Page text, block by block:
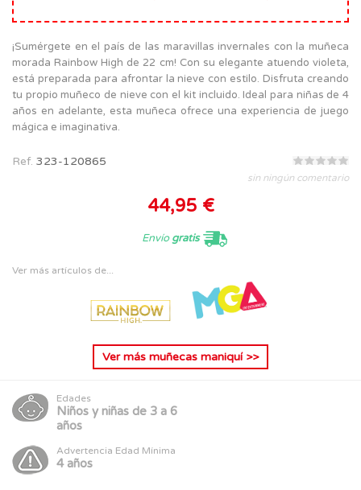
¡Sumérgete en el país de las maravillas invernales con la muñeca
morada Rainbow High de 22 cm! Con su elegante atuendo violeta,
está preparada para afrontar la nieve con estilo. Disfruta creando
tu propio muñeco de nieve con el kit incluido. Ideal para niñas de 4
años en adelante, esta muñeca ofrece una experiencia de juego
mágica e imaginativa.
Ref. 323-120865
sin ningún comentario
44,95 €
Envíogratis
Ver más artículos de...
Ver más muñecas maniquí>>
Edades
Niños y niñas de 3 a 6
años
Advertencia Edad Mínima
4 años